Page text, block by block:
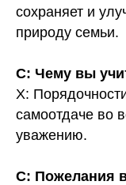
сохраняет и
природу семьи.
С: Чему вы
Х:
самоотдаче во
уважению.
С: Пожелания